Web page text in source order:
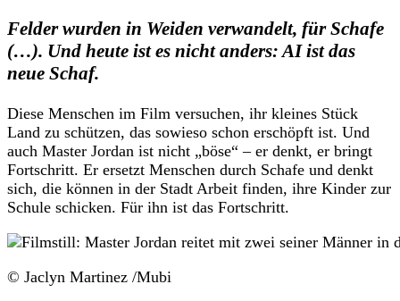
Felder wurden in Weiden verwandelt, für Schafe
(…). Und heute ist es nicht anders: AI ist das
neue Schaf.
Diese Menschen im Film versuchen, ihr kleines Stück
Land zu schützen, das sowieso schon erschöpft ist. Und
auch Master Jordan ist nicht „böse“ – er denkt, er bringt
Fortschritt. Er ersetzt Menschen durch Schafe und denkt
sich, die können in der Stadt Arbeit finden, ihre Kinder zur
Schule schicken. Für ihn ist das Fortschritt.
© Jaclyn Martinez /Mubi